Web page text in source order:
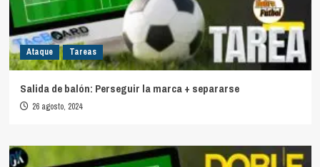
Ataque Tareas
Salida de balón: Perseguir la marca + separarse
26 agosto, 2024